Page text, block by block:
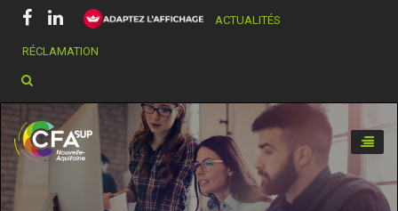
ACTUALITÉS
RÉCLAMATION
Chercher dans ce site
Toggle